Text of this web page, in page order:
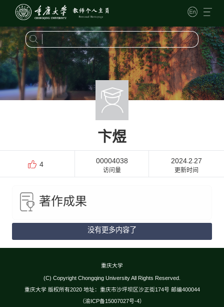
卞煜
4 00004038
访问量
2024-2-27
更新时间
著作成果
没有更多内容了
重庆大学
(C) Copyright Chongqing University All Rights Reserved.
重庆大学 版权所有2020 地址：重庆市沙坪坝区沙正街174号 邮编400044
（渝ICP备15007027号-4）